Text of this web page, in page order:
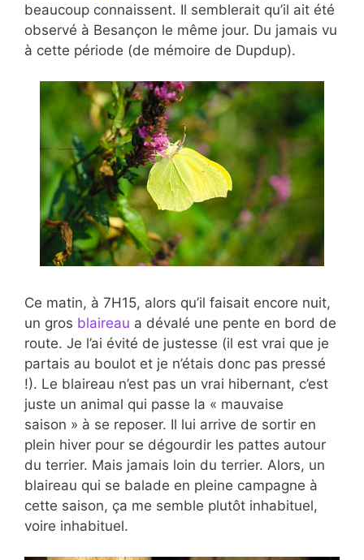
beaucoup connaissent. Il semblerait qu’il ait été
observé à Besançon le même jour. Du jamais vu
à cette période (de mémoire de Dupdup).
Ce matin, à 7H15, alors qu’il faisait encore nuit,
un gros blaireau a dévalé une pente en bord de
route. Je l’ai évité de justesse (il est vrai que je
partais au boulot et je n’étais donc pas pressé
!). Le blaireau n’est pas un vrai hibernant, c’est
juste un animal qui passe la « mauvaise
saison » à se reposer. Il lui arrive de sortir en
plein hiver pour se dégourdir les pattes autour
du terrier. Mais jamais loin du terrier. Alors, un
blaireau qui se balade en pleine campagne à
cette saison, ça me semble plutôt inhabituel,
voire inhabituel.